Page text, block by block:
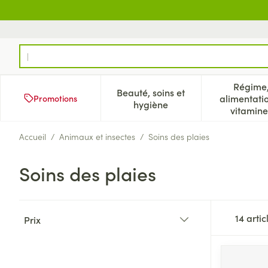
Rechercher
Promotions
Beauté, soins et
hygièneAfficher le sous-menu
Régime,
Accueil / Animaux et insectes / Soins des plaies
Soins des plaies
Prix
14